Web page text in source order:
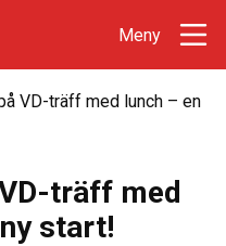
VD-träff med lunch – en
träff med
start!